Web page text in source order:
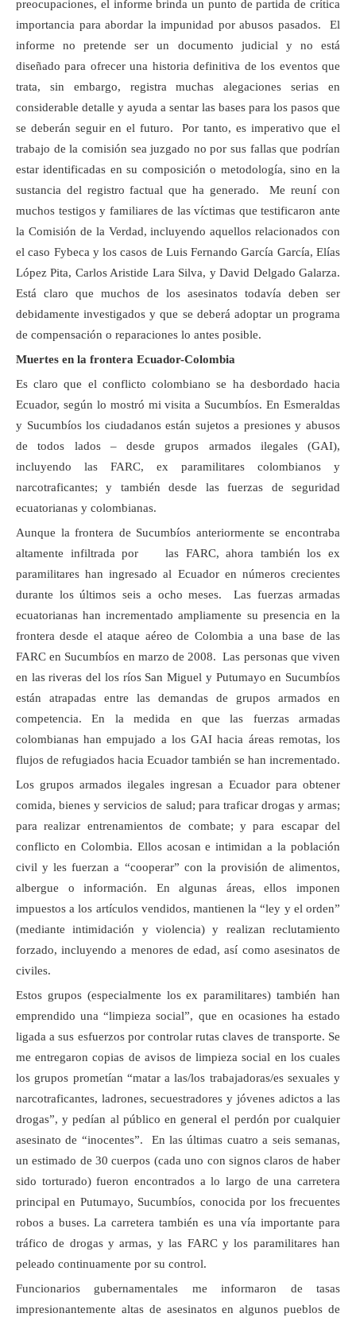
preocupaciones, el informe brinda un punto de partida de crítica
importancia para abordar la impunidad por abusos pasados. El
informe no pretende ser un documento judicial y no está
diseñado para ofrecer una historia definitiva de los eventos que
trata, sin embargo, registra muchas alegaciones serias en
considerable detalle y ayuda a sentar las bases para los pasos que
se deberán seguir en el futuro. Por tanto, es imperativo que el
trabajo de la comisión sea juzgado no por sus fallas que podrían
estar identificadas en su composición o metodología, sino en la
sustancia del registro factual que ha generado. Me reuní con
muchos testigos y familiares de las víctimas que testificaron ante
la Comisión de la Verdad, incluyendo aquellos relacionados con
el caso Fybeca y los casos de Luis Fernando García García, Elías
López Pita, Carlos Aristide Lara Silva, y David Delgado Galarza.
Está claro que muchos de los asesinatos todavía deben ser
debidamente investigados y que se deberá adoptar un programa
de compensación o reparaciones lo antes posible.
Muertes en la frontera Ecuador-Colombia
Es claro que el conflicto colombiano se ha desbordado hacia
Ecuador, según lo mostró mi visita a Sucumbíos. En Esmeraldas
y Sucumbíos los ciudadanos están sujetos a presiones y abusos
de todos lados – desde grupos armados ilegales (GAI),
incluyendo las FARC, ex paramilitares colombianos y
narcotraficantes; y también desde las fuerzas de seguridad
ecuatorianas y colombianas.
Aunque la frontera de Sucumbíos anteriormente se encontraba
altamente infiltrada por las FARC, ahora también los ex
paramilitares han ingresado al Ecuador en números crecientes
durante los últimos seis a ocho meses. Las fuerzas armadas
ecuatorianas han incrementado ampliamente su presencia en la
frontera desde el ataque aéreo de Colombia a una base de las
FARC en Sucumbíos en marzo de 2008. Las personas que viven
en las riveras del los ríos San Miguel y Putumayo en Sucumbíos
están atrapadas entre las demandas de grupos armados en
competencia. En la medida en que las fuerzas armadas
colombianas han empujado a los GAI hacia áreas remotas, los
flujos de refugiados hacia Ecuador también se han incrementado.
Los grupos armados ilegales ingresan a Ecuador para obtener
comida, bienes y servicios de salud; para traficar drogas y armas;
para realizar entrenamientos de combate; y para escapar del
conflicto en Colombia. Ellos acosan e intimidan a la población
civil y les fuerzan a “cooperar” con la provisión de alimentos,
albergue o información. En algunas áreas, ellos imponen
impuestos a los artículos vendidos, mantienen la “ley y el orden”
(mediante intimidación y violencia) y realizan reclutamiento
forzado, incluyendo a menores de edad, así como asesinatos de
civiles.
Estos grupos (especialmente los ex paramilitares) también han
emprendido una “limpieza social”, que en ocasiones ha estado
ligada a sus esfuerzos por controlar rutas claves de transporte. Se
me entregaron copias de avisos de limpieza social en los cuales
los grupos prometían “matar a las/los trabajadoras/es sexuales y
narcotraficantes, ladrones, secuestradores y jóvenes adictos a las
drogas”, y pedían al público en general el perdón por cualquier
asesinato de “inocentes”. En las últimas cuatro a seis semanas,
un estimado de 30 cuerpos (cada uno con signos claros de haber
sido torturado) fueron encontrados a lo largo de una carretera
principal en Putumayo, Sucumbíos, conocida por los frecuentes
robos a buses. La carretera también es una vía importante para
tráfico de drogas y armas, y las FARC y los paramilitares han
peleado continuamente por su control.
Funcionarios gubernamentales me informaron de tasas
impresionantemente altas de asesinatos en algunos pueblos de